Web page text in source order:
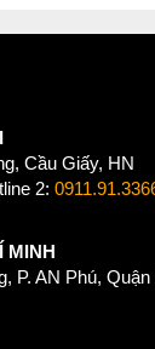
Cầu Giấy, HN
2:
MINH
P. AN Phú,